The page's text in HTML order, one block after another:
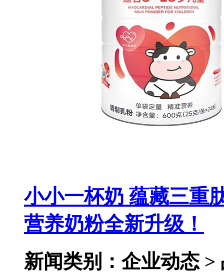
小小一杯奶 蕴藏三
营养奶粉全新升级！
新闻类别：企业动态 >